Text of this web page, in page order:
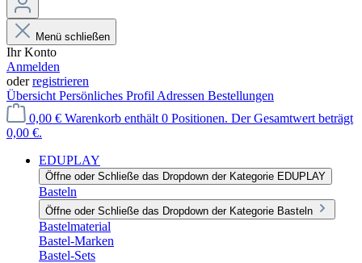
Menü schließen
Ihr Konto
Anmelden
oderregistrieren
Übersicht Persönliches Profil Adressen Bestellungen
0,00 € Warenkorb enthält 0 Positionen. Der Gesamtwert beträgt
0,00 €.
EDUPLAY
Öffne oder Schließe das Dropdown der Kategorie EDUPLAY
Basteln
Öffne oder Schließe das Dropdown der Kategorie Basteln
Bastelmaterial
Bastel-Marken
Bastel-Sets